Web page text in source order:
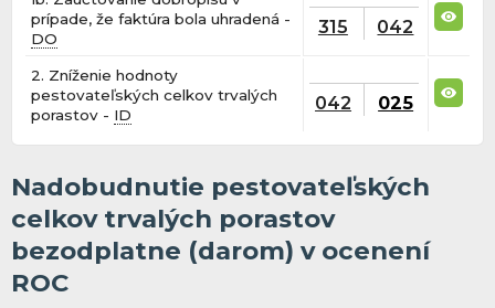
prípade, že faktúra bola uhradená -
DO
315 042
2. Zníženie hodnoty
pestovateľských celkov trvalých
porastov - ID
042 025
Nadobudnutie pestovateľských
celkov trvalých porastov
bezodplatne (darom) v ocenení
ROC